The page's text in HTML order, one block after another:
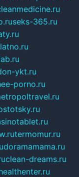
seks-365.ru
ykt.ru
porno.ru
termomur.ru
doramamama.ru
clean-dreams.ru